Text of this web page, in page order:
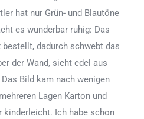
hat nur Grün- und Blautöne
es wunderbar ruhig: Das
bestellt, dadurch schwebt das
der Wand, sieht edel aus
Bild kam nach wenigen
Lagen Karton und
kinderleicht. Ich habe schon